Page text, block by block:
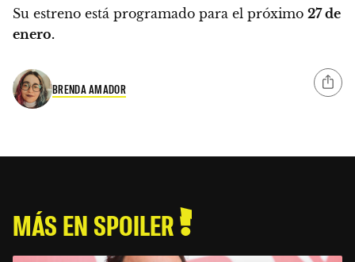
Su estreno está programado para el próximo 27 de
enero.
BRENDA AMADOR
MÁS EN SPOILER